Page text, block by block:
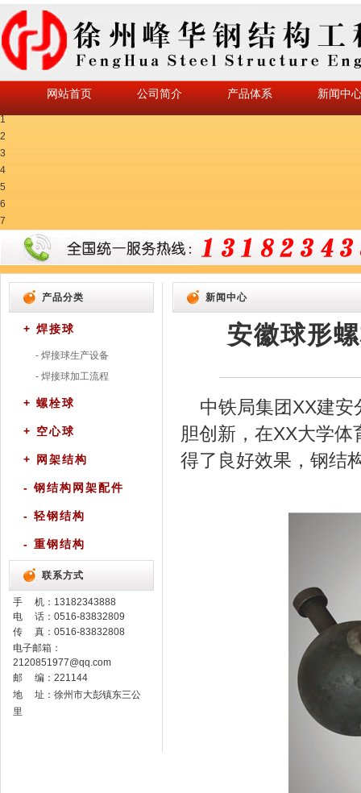
网站首页 公司简介 产品体系 新闻中
1
2
3
4
5
6
7
产品分类
+ 焊接球
- 焊接球生产设备
- 焊接球加工流程
+ 螺栓球
+ 空心球
+ 网架结构
- 钢结构网架配件
- 轻钢结构
- 重钢结构
联系方式
手 机： 13182343888
电 话：0516-83832809
传 真：0516-83832808
电子邮箱：
2120851977@qq.com
邮 编：221144
地 址：徐州市大彭镇东三公
里
新闻中心
安徽球形
中铁局集团XX建
胆创新，在XX大学
得了良好效果，钢结